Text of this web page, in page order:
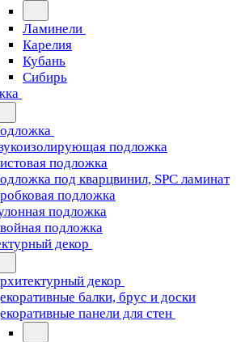
Ламинели
Карелия
Кубань
Сибирь
подложка
подложка
под кварцвинил, SPC ламинат
подложка
подложка
подложка
декор
декор
балки, брус и доски
панели для стен